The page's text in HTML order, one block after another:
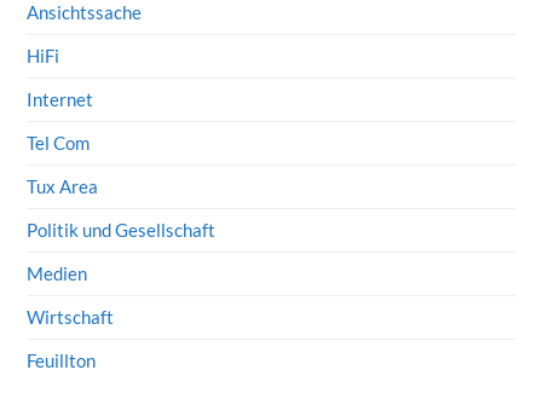
Ansichtssache
HiFi
Internet
Tel Com
Tux Area
Politik und Gesellschaft
Medien
Wirtschaft
Feuillton